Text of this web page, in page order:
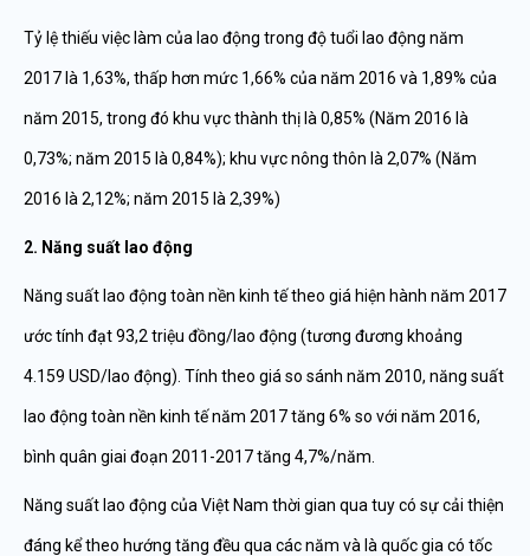
Tỷ lệ thiếu việc làm của lao động trong độ tuổi lao động năm
2017 là 1,63%, thấp hơn mức 1,66% của năm 2016 và 1,89% của
năm 2015, trong đó khu vực thành thị là 0,85% (Năm 2016 là
0,73%; năm 2015 là 0,84%); khu vực nông thôn là 2,07% (Năm
2016 là 2,12%; năm 2015 là 2,39%)
2. Năng suất lao động
Năng suất lao động toàn nền kinh tế theo giá hiện hành năm 2017
ước tính đạt 93,2 triệu đồng/lao động (tương đương khoảng
4.159 USD/lao động). Tính theo giá so sánh năm 2010, năng suất
lao động toàn nền kinh tế năm 2017 tăng 6% so với năm 2016,
bình quân giai đoạn 2011-2017 tăng 4,7%/năm.
Năng suất lao động của Việt Nam thời gian qua tuy có sự cải thiện
đáng kể theo hướng tăng đều qua các năm và là quốc gia có tốc